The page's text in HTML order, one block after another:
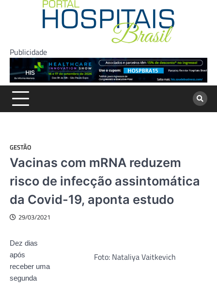
Publicidade
GESTÃO
Vacinas com mRNA reduzem
risco de infecção assintomática
da Covid-19, aponta estudo
29/03/2021
Foto: Nataliya Vaitkevich
Dez dias
após
receber uma
segunda